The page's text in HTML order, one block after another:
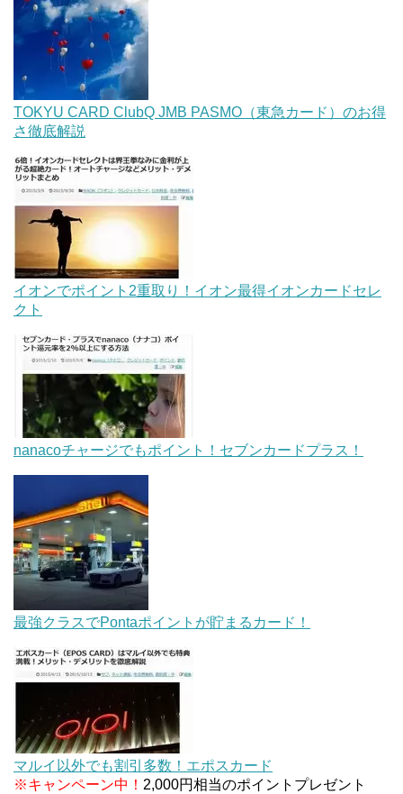
TOKYU CARD ClubQ JMB PASMO（東急カード）のお得
さ徹底解説
イオンでポイント2重取り！イオン最得イオンカードセレ
クト
nanacoチャージでもポイント！セブンカードプラス！
最強クラスでPontaポイントが貯まるカード！
マルイ以外でも割引多数！エポスカード
※キャンペーン中！ 2,000円相当のポイントプレゼント